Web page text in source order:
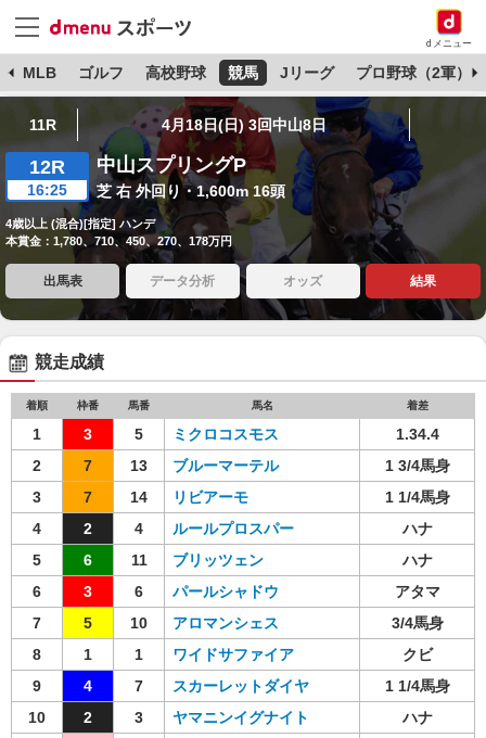
dメニュー
MLB ゴルフ 高校野球 競馬 Jリーグ プロ野球（2軍）
11R 4月18日(日) 3回中山8日
12R
16:25
中山スプリングP
芝 右 外回り・1,600m 16頭
4歳以上 (混合)[指定] ハンデ
本賞金：1,780、710、450、270、178万円
出馬表 データ分析 オッズ 結果
競走成績
着順 枠番 馬番 馬名 着差
1 3 5 ミクロコスモス
1.34.4
2
7 13 ブルーマーテル
1 3/4馬身
3
7 14 リビアーモ
1 1/4馬身
4
2 4 ルールプロスパー
ハナ
5
6 11 ブリッツェン
ハナ
6
3 6 パールシャドウ
アタマ
7
5 10 アロマンシェス
3/4馬身
8
1 1 ワイドサファイア
クビ
9
4 7 スカーレットダイヤ
1 1/4馬身
10
2 3 ヤマニンイグナイト
ハナ